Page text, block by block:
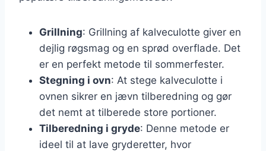
Grillning: Grillning af kalveculotte giver en
dejlig røgsmag og en sprød overflade. Det
er en perfekt metode til sommerfester.
Stegning i ovn: At stege kalveculotte i
ovnen sikrer en jævn tilberedning og gør
det nemt at tilberede store portioner.
Tilberedning i gryde: Denne metode er
ideel til at lave gryderetter, hvor